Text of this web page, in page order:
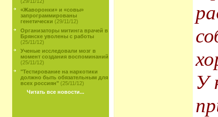
«Жаворонки» и «совы»
запрограммированы
генетически (29/11/12)
Организаторы митинга врачей в
Брянске уволены с работы
(25/11/12)
Ученые исследовали мозг в
момент создания воспоминаний
(25/11/12)
"Тестирование на наркотики
должно быть обязательным для
всех россиян" (25/11/12)
Читать все новости...
У